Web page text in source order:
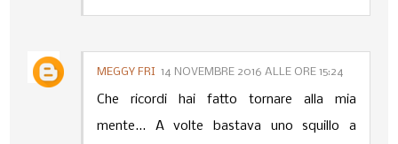
MEGGY FRI 14 NOVEMBRE 2016 ALLE ORE 15:24
Che ricordi hai fatto tornare alla mia
mente... A volte bastava uno squillo a